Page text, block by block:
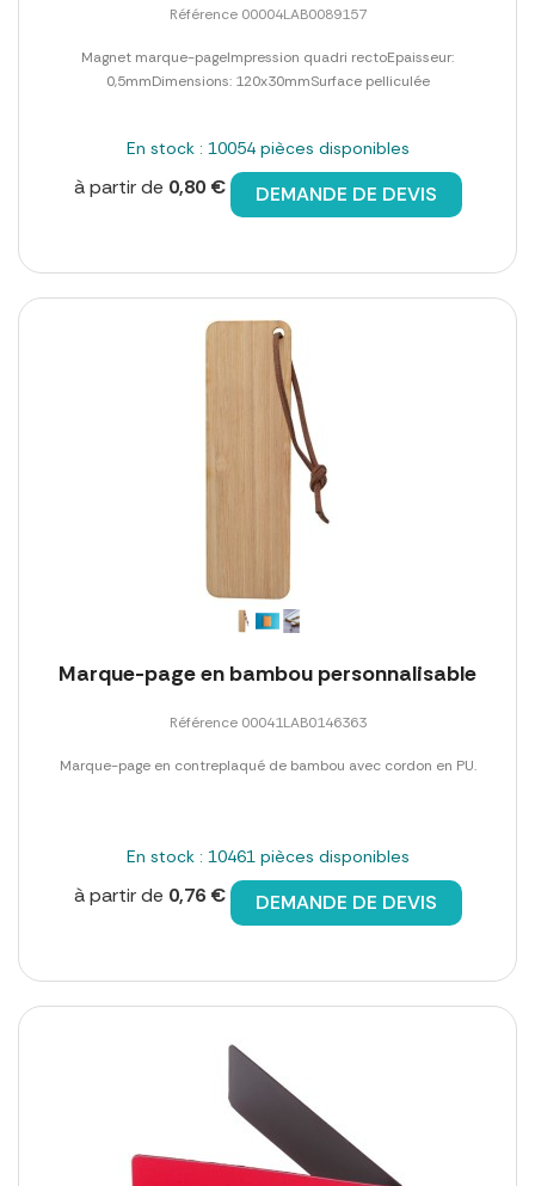
Référence 00004LAB0089157
Magnet marque-pageImpression quadri rectoEpaisseur:
0,5mmDimensions: 120x30mmSurface pelliculée
En stock : 10054 pièces disponibles
à partir de 0,80 € DEMANDE DE DEVIS
Marque-page en bambou personnalisable
Référence 00041LAB0146363
Marque-page en contreplaqué de bambou avec cordon en PU.
En stock : 10461 pièces disponibles
à partir de 0,76 € DEMANDE DE DEVIS